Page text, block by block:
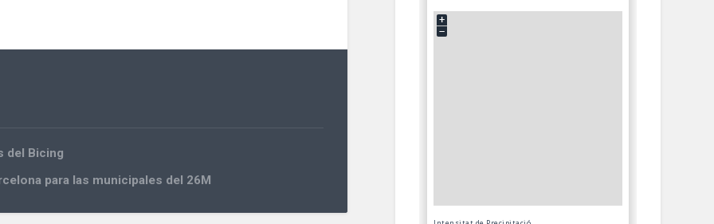
del Bicing
para las municipales del 26M